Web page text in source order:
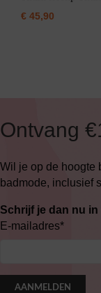
€ 45,90
Ontvang
Wil je op de hoogte
badmode, inclusief
Schrijf je dan nu
E-mailadres*
AANMELDEN